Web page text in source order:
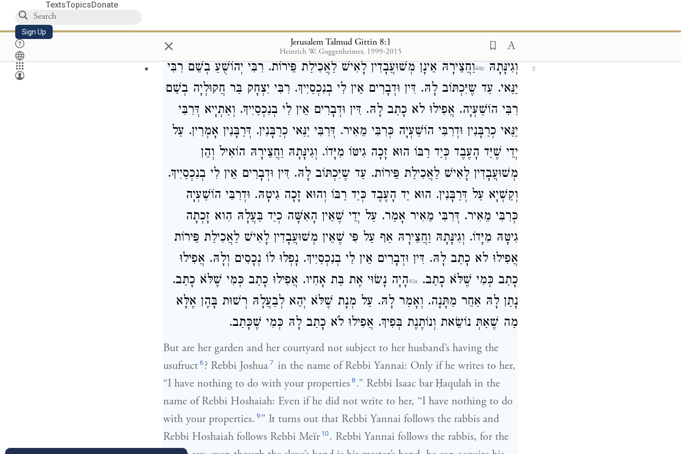
TextsTopicsDonate
Sign Up × Jerusalem Talmud Gittin 8:1
Heinrich W. Guggenheimer, 1999-2015
his possession.
3 וְגִינָּתָהּ
וַחֲצֵירָהּ אֵינָן מְשׁוּעֲבָדִין לָאִישׁ לַאֲכִילַת פֵּירוֹת. רִבִּי יְהוֹשֻׁעַ בְשֵׁם רִבִּי
יַנַּאי. עַד שֶיִּכְתּוֹב לָהּ. דִּין וּדְבָרִים אֵין לִי בְנִכְסַיִיךְ. רִבִּי יִצְחָק בַּר חֲקוּלְיָה בְשֵׁם
רִבִּי הוֹשַׁעְיָה. אֲפִילוּ לא כָתַב לָהּ. דִּין וּדְבָרִים אֵין לִי בְנִכְסַיִיךְ. וְאַתְיָיא דְּרִבִּי
יַנַּאי כְרַבָּנִין וּדְרִבִּי הוֹשַׁעְיָה כְּרִבִּי מֵאִיר. דְּרִבִּי יַנַּאי כְרַבָּנִין. דְּרַבָּנִין אָמְרִין. עַל
יְדֵי שֶׁיַּד הָעֶבֶד כְּיַד רַבּוֹ הוּא זָכָה גִיטּוֹ מִיָּדוֹ. וְגִינָּתָהּ וַחֲצֵירָהּ הוֹאִיל וְהֵן
מְשׁוּעֲבָדִין לָאִישׁ לַאֲכִילַת פֵּירוֹת. עַד שֶיִּכְתּוֹב לָהּ. דִּין וּדְבָרִים אֵין לִי בְנִכְסַיִיךְ.
וְקַשְׁיָא עַל דְּרַבָּנִין. הוּא יַד הָעֶבֶד כְּיַד רַבּוֹ וְהוּא זָכָה גִיטָהּ. וּדְרִבִּי הוֹשַׁעְיָה
כְּרִבִּי מֵאִיר. דְּרִבִּי מֵאִיר אָמַר. עַל יְדֵי שֶׁאֵין הָאִשָּׁה כְיַד בַּעֲלָהּ הִוא זָכְתָה
גִיטָּהּ מִיָּדוֹ. וְגִינָּתָהּ וַחֲצֵירָהּ אַף עַל פִּי שֶׁאֵין מְשׁוּעֲבָדִין לָאִישׁ לַאֲכִילַת פֵּירוֹת
אֲפִילוּ לא כָתַב לָהּ. דִּין וּדְבָרִים אֵין לִי בְנִכְסַיִיךְ. נָפְלוּ לוֹ נְכָסִים וְלָהּ. אֲפִילוּ
כָתַב כְּמִי שֶׁלֹּא כָתַב.
הָיָה נָשׂוּי אֶת בַּת אָחִיו. אֲפִילוּ כָתַב כְּמִי שֶׁלֹּא כָתַב.
נָתַן לָהּ אַחֵר מַתָּנָה. וְאָמַר לָהּ. עַל מְנָת שֶׁלֹּא יְהֵא לְבַעֲלָהּ רְשׁוּת בָּהֶן אֶלָּא
מַה שֶׁאַתְּ נוֹשֵׂאת וְנוֹתֶנֶת בְּפִיךְ. אֲפִילוּ לֹא כָתַב לָהּ כְּמִי שֶׁכָּתַב.
But are her garden and her courtyard not subject to her husband’s having the
usufruct6? Rebbi Joshua7 in the name of Rebbi Yannai: Only if he writes to her,
“I have nothing to do with your properties8.” Rebbi Isaac bar Ḥaqulah in the
name of Rebbi Hoshaiah: Even if he did not write to her, “I have nothing to do
with your properties. 9” It turns out that Rebbi Yannai follows the rabbis and
Rebbi Hoshaiah follows Rebbi Meїr 10. Rebbi Yannai follows the rabbis, for the